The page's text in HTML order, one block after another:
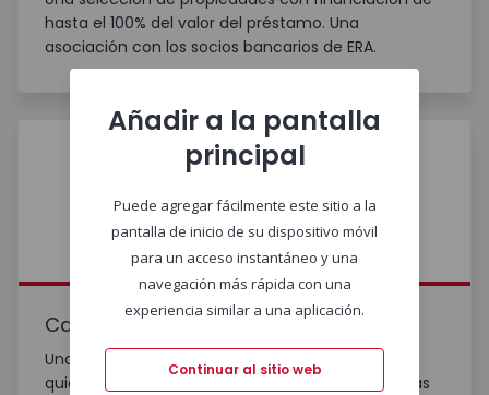
hasta el 100% del valor del préstamo. Una
asociación con los socios bancarios de ERA.
Casa a Estrenar
Una selección ERA de propiedades nuevas, para
quienes prefieren experimentar todas las ventajas
Añadir a la pantalla
principal
Puede agregar fácilmente este sitio a la
pantalla de inicio de su dispositivo móvil
para un acceso instantáneo y una
navegación más rápida con una
experiencia similar a una aplicación.
Continuar al sitio web